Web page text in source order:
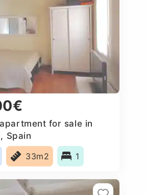
for sale in
Spain
33m2 1